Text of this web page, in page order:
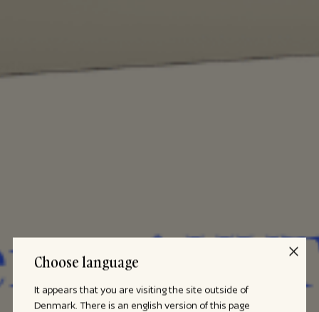
Choose language
It appears that you are visiting the site outside of
Denmark. There is an english version of this page